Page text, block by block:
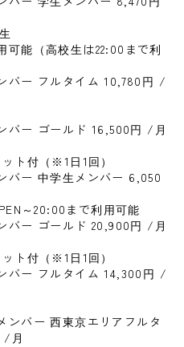
可能（高校生は22:00まで利
バー フルタイム 10,780円 /
バー ゴールド 16,500円 /月
ト付（※1日1回）
バー 中学生メンバー 6,050
～20:00まで利用可能
バー ゴールド 20,900円 /月
ト付（※1日1回）
バー フルタイム 14,300円 /
ンバー 西東京エリアフルタ
/月